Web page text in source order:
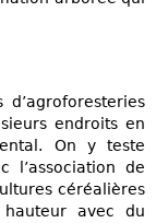
endroits en
On y teste
l’association de
céréalières
avec du